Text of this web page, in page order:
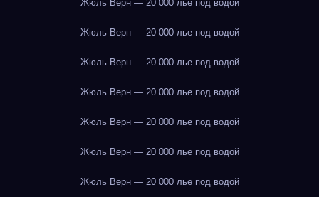
Жюль Верн — 20 000 лье под водой
Жюль Верн — 20 000 лье под водой
Жюль Верн — 20 000 лье под водой
Жюль Верн — 20 000 лье под водой
Жюль Верн — 20 000 лье под водой
Жюль Верн — 20 000 лье под водой
Жюль Верн — 20 000 лье под водой